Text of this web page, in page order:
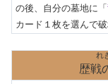
の後、自分の墓地に「
カード１枚を選んで破
れ
歴戦